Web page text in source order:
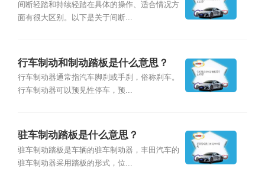
间断轻踏和持续轻踏在具体的操作、适合情况方
面有很大区别。以下是关于间断...
行车制动和制动踏板是什么意思？
行车制动器通常指汽车脚刹或手刹，俗称刹车。
行车制动器可以预见性停车，预...
驻车制动踏板是什么意思？
驻车制动踏板是车辆的驻车制动器，丰田汽车的
驻车制动器采用踏板的形式，位...